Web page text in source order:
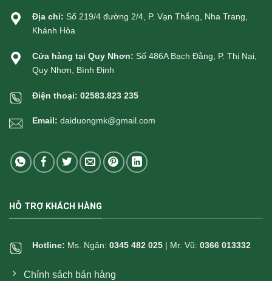
Địa chỉ: Số 219/4 đường 2/4, P. Vạn Thắng, Nha Trang,
Khánh Hòa
Cửa hàng tại Quy Nhơn: Số 486A Bạch Đằng, P. Thị Nại,
Quy Nhơn, Bình Định
Điện thoại: 02583.823 235
Email: daiduongmk@gmail.com
HỖ TRỢ KHÁCH HÀNG
Hotline: Ms. Ngân: 0345 482 025 | Mr. Vũ: 0366 013332
Chính sách bán hàng